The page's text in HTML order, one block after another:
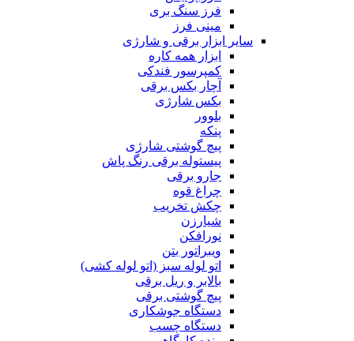
فرز سنگ بری
مینی فرز
سایر ابزار برقی و شارژی
ابزار همه کاره
کمپرسور فندکی
آچار بکس برقی
بکس شارژی
بلوور
پنکه
پیچ گوشتی شارژی
پیستوله برقی رنگ پاش
جارو برقی
چراغ قوه
چکش تخریب
شیارزن
نورافکن
ویبراتور بتن
اتو لوله سبز (اتو لوله کشی)
بالابر و ریل برقی
پیچ گوشتی برقی
دستگاه جوشکاری
دستگاه چسب